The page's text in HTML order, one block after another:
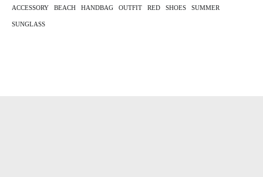
ACCESSORY BEACH HANDBAG OUTFIT RED SHOES SUMMER
SUNGLASS